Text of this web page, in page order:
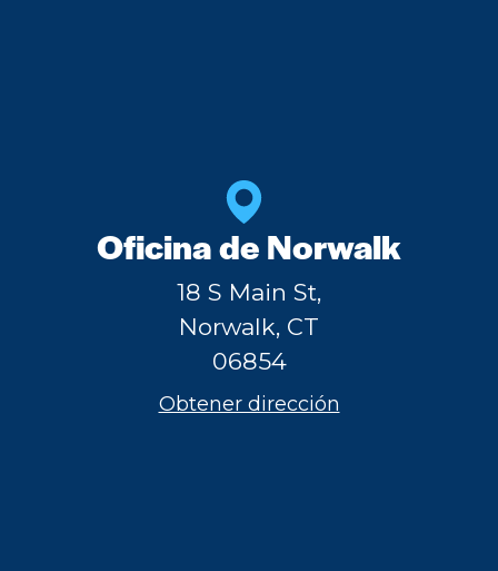
Oficina de Norwalk
18 S Main St,
Norwalk, CT
06854
Obtener dirección